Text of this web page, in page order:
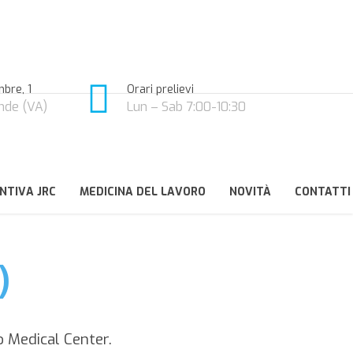
1
(VA)
Orari prelievi
Lun – Sab 7:00-10:30
JRC MEDICINA DEL LAVORO NOVITÀ CONTATTI
Medical Center.